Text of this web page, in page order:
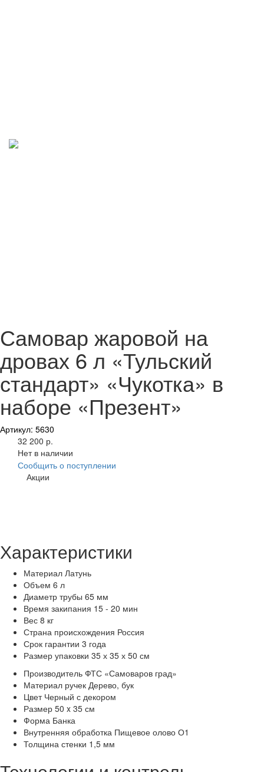
Самовар жаровой на
дровах 6 л «Тульский
стандарт» «Чукотка» в
наборе «Презент»
Артикул: 5630
32 200 р.
Нет в наличии
Сообщить о поступлении
Акции
Характеристики
Материал Латунь
Объем 6 л
Диаметр трубы 65 мм
Время закипания 15 - 20 мин
Вес 8 кг
Страна происхождения Россия
Срок гарантии 3 года
Размер упаковки 35 х 35 х 50 см
Производитель ФТС «Самоваров град»
Материал ручек Дерево, бук
Цвет Черный с декором
Размер 50 x 35 см
Форма Банка
Внутренняя обработка Пищевое олово О1
Толщина стенки 1,5 мм